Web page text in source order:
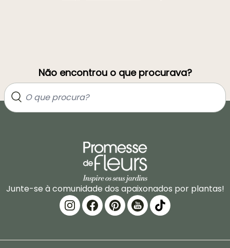
Não encontrou o que procurava?
Junte-se à comunidade dos apaixonados por plantas!